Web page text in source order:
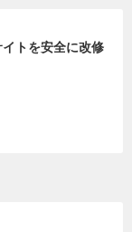
トを安全に改修